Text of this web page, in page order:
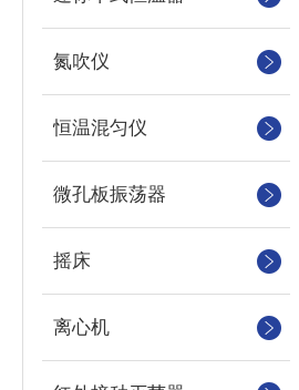
氮吹仪
恒温混匀仪
微孔板振荡器
摇床
离心机